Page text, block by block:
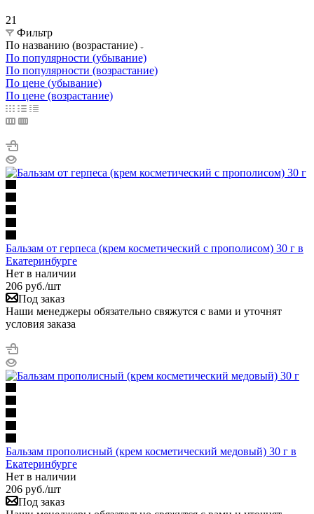
21
Фильтр
По названию (возрастание)
По популярности (убывание)
По популярности (возрастание)
По цене (убывание)
По цене (возрастание)
Бальзам от герпеса (крем косметический с прополисом) 30 г в
Екатеринбурге
Нет в наличии
206 руб./шт
Под заказ
Наши менеджеры обязательно свяжутся с вами и уточнят
условия заказа
Бальзам прополисный (крем косметический медовый) 30 г в
Екатеринбурге
Нет в наличии
206 руб./шт
Под заказ